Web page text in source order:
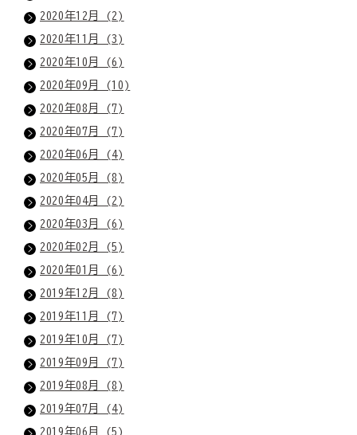
2020年12月 (2)
2020年11月 (3)
2020年10月 (6)
2020年09月 (10)
2020年08月 (7)
2020年07月 (7)
2020年06月 (4)
2020年05月 (8)
2020年04月 (2)
2020年03月 (6)
2020年02月 (5)
2020年01月 (6)
2019年12月 (8)
2019年11月 (7)
2019年10月 (7)
2019年09月 (7)
2019年08月 (8)
2019年07月 (4)
2019年06月 (5)